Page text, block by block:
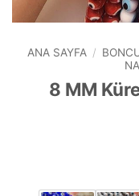
ANA SAYFA /
8 MM